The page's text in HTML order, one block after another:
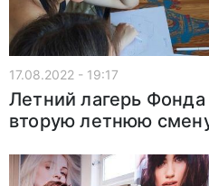
17.08.2022 - 19:17
Летний лагерь
вторую летнюю